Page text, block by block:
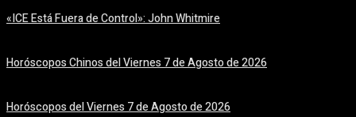
«ICE Está Fuera de Control»: John Whitmire
Horóscopos Chinos del Viernes 7 de Agosto de 2026
Horóscopos del Viernes 7 de Agosto de 2026